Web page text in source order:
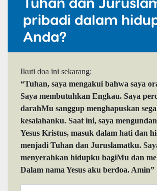
pribadi dalam
Anda?
Ikuti doa ini sekarang:
“Tuhan, saya mengakui bahwa saya
Saya membutuhkan Engkau. Saya
darahMu sanggup menghapuskan
kesalahanku. Saat ini, saya
Yesus Kristus, masuk dalam hati dan
menjadi Tuhan dan Juruslamatku.
menyerahkan hidupku bagiMu dan
Dalam nama Yesus aku berdoa. Amin”